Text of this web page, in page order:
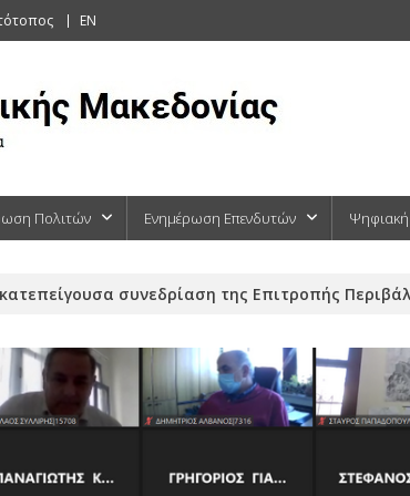
EN
Πολιτών Ενημέρωση Επενδυτών Ψηφιακή
συνεδρίαση της Επιτροπής